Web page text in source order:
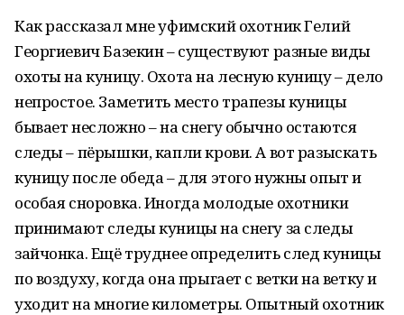
Как рассказал мне уфимский охотник Гелий
Георгиевич Базекин – существуют разные виды
охоты на куницу. Охота на лесную куницу – дело
непростое. Заметить место трапезы куницы
бывает несложно – на снегу обычно остаются
следы – пёрышки, капли крови. А вот разыскать
куницу после обеда – для этого нужны опыт и
особая сноровка. Иногда молодые охотники
принимают следы куницы на снегу за следы
зайчонка. Ещё труднее определить след куницы
по воздуху, когда она прыгает с ветки на ветку и
уходит на многие километры. Опытный охотник